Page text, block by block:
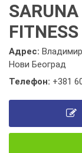
FITNESS
Адрес:
Нови Београд
Телефон: +381